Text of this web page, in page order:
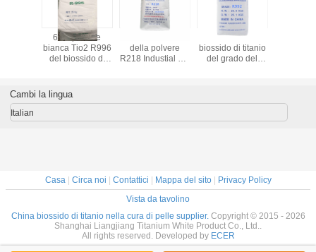
rutilo
6.5 - polvere
bianca Tio2 R996
del biossido di
laccatura
della polvere
R218 Industial del
dell'acido
Polvere R992 del
biossido di titanio
del grado del
di Masterbatch
Cambi la lingua
Italian
Casa| Circa noi Contattici Mappa del sito|
Privacy Policy
Vista da tavolino
China biossido di titanio nella cura di pelle supplier. Copyright © 2015 - 2026
Shanghai Liangjiang Titanium White Product Co., Ltd..
All rights reserved. Developed by ECER